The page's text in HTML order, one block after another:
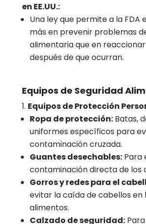
en EE.UU.:
Una ley que permite a la FDA
más en prevenir problemas
alimentaria que en
después de que ocurran.
Equipos de Seguridad
Equipos de Protección
Ropa de protección:Batas,
uniformes específicos para
contaminación cruzada.
Guantes desechables:Para
contaminación directa de los
Gorros y redes para el
evitar la caída de cabellos en
alimentos.
Calzado de seguridad: